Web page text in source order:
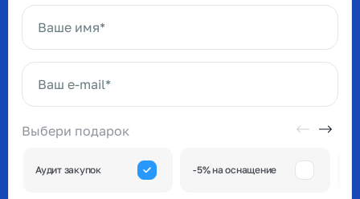
Выбери подарок
Аудит закупок -5% на оснащение